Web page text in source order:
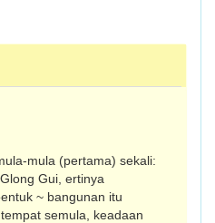
mula (pertama) sekali:
Gui, ertinya
~ bangunan itu
semula, keadaan